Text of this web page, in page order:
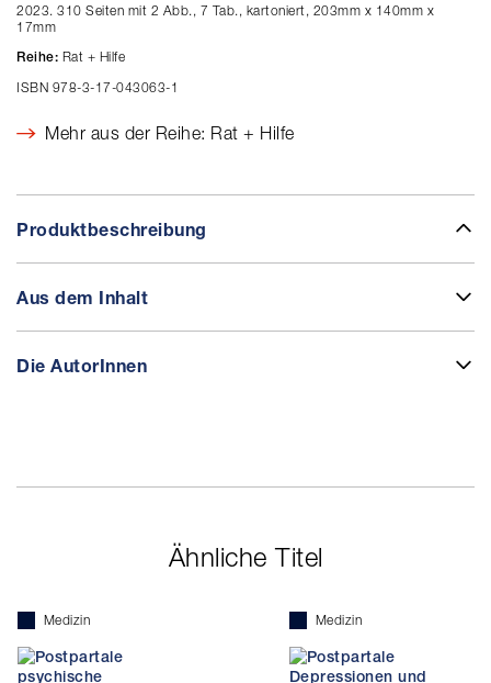
2023. 310 Seiten mit 2 Abb., 7 Tab., kartoniert, 203mm x 140mm x
17mm
Reihe: Rat + Hilfe
ISBN 978-3-17-043063-1
Mehr aus der Reihe: Rat + Hilfe
Produktbeschreibung
Aus dem Inhalt
Die AutorInnen
Ähnliche Titel
Medizin Medizin